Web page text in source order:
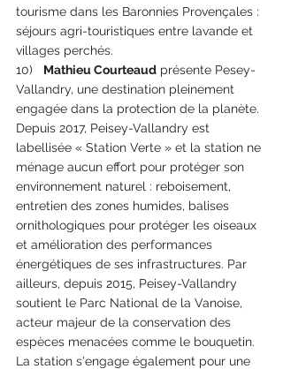
tourisme dans les Baronnies Provençales :
séjours agri-touristiques entre lavande et
villages perchés.
10) Mathieu Courteaud présente Pesey-
Vallandry, une destination pleinement
engagée dans la protection de la planète.
Depuis 2017, Peisey-Vallandry est
labellisée « Station Verte » et la station ne
ménage aucun effort pour protéger son
environnement naturel : reboisement,
entretien des zones humides, balises
ornithologiques pour protéger les oiseaux
et amélioration des performances
énergétiques de ses infrastructures. Par
ailleurs, depuis 2015, Peisey-Vallandry
soutient le Parc National de la Vanoise,
acteur majeur de la conservation des
espèces menacées comme le bouquetin.
La station s'engage également pour une